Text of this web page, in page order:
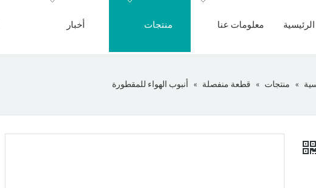
معلومات عنا منتجات أخبار
» منتجات » قطعة منفصلة » أنبوب الهواء للمقطورة